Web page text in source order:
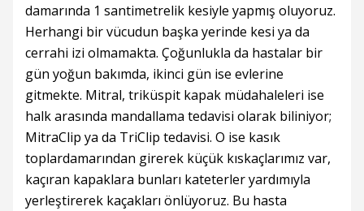
damarında 1 santimetrelik kesiyle yapmış oluyoruz.
Herhangi bir vücudun başka yerinde kesi ya da
cerrahi izi olmamakta. Çoğunlukla da hastalar bir
gün yoğun bakımda, ikinci gün ise evlerine
gitmekte. Mitral, triküspit kapak müdahaleleri ise
halk arasında mandallama tedavisi olarak biliniyor;
MitraClip ya da TriClip tedavisi. O ise kasık
toplardamarından girerek küçük kıskaçlarımız var,
kaçıran kapaklara bunları kateterler yardımıyla
yerleştirerek kaçakları önlüyoruz. Bu hasta